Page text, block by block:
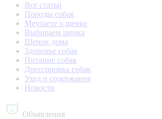
Все статьи
Породы собак
Мечтаете о щенке
Выбираем щенка
Щенок дома
Здоровье собак
Питание собак
Дрессировка собак
Уход и содержание
Новости
Объявления